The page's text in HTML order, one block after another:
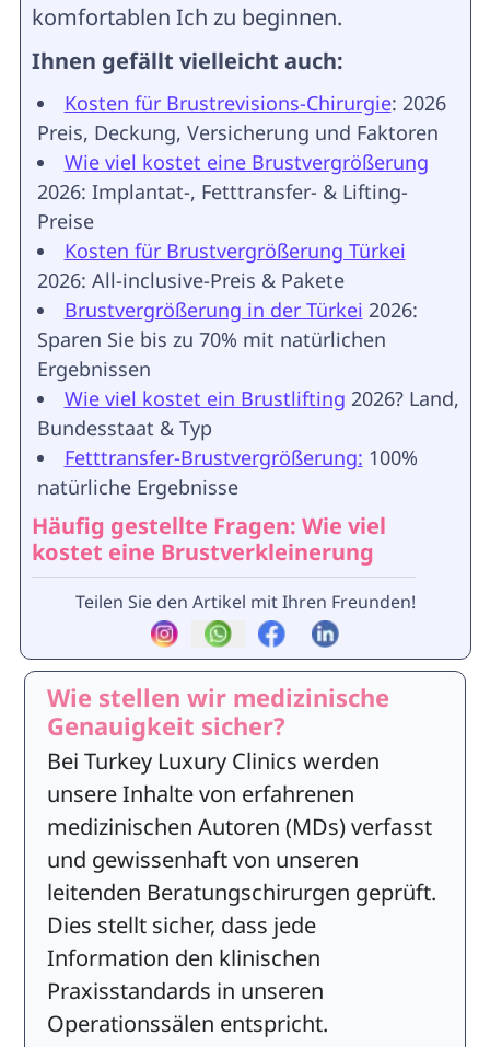
komfortablen Ich zu beginnen.
Ihnen gefällt vielleicht auch:
Kosten für Brustrevisions-Chirurgie: 2026
Preis, Deckung, Versicherung und Faktoren
Wie viel kostet eine Brustvergrößerung
2026: Implantat-, Fetttransfer- & Lifting-
Preise
Kosten für Brustvergrößerung Türkei
2026: All-inclusive-Preis & Pakete
Brustvergrößerung in der Türkei 2026:
Sparen Sie bis zu 70% mit natürlichen
Ergebnissen
Wie viel kostet ein Brustlifting 2026? Land,
Bundesstaat & Typ
Fetttransfer-Brustvergrößerung: 100%
natürliche Ergebnisse
Häufig gestellte Fragen: Wie viel
kostet eine Brustverkleinerung
Teilen Sie den Artikel mit Ihren Freunden!
Wie stellen wir medizinische
Genauigkeit sicher?
Bei Turkey Luxury Clinics werden
unsere Inhalte von erfahrenen
medizinischen Autoren (MDs) verfasst
und gewissenhaft von unseren
leitenden Beratungschirurgen geprüft.
Dies stellt sicher, dass jede
Information den klinischen
Praxisstandards in unseren
Operationssälen entspricht.